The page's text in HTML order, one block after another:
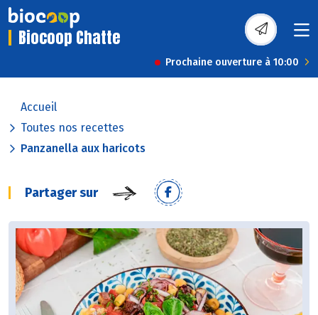
Biocoop Chatte
Prochaine ouverture à 10:00
Accueil
Toutes nos recettes
Panzanella aux haricots
Partager sur